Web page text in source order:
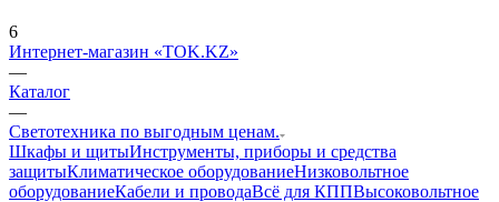
6
Интернет-магазин «TOK.KZ»
—
Каталог
—
Светотехника по выгодным ценам.
Шкафы и щитыИнструменты, приборы и средства
защитыКлиматическое оборудованиеНизковольтное
оборудованиеКабели и проводаВсё для КППВысоковольтное